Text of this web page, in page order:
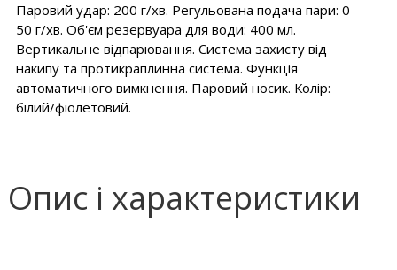
Паровий удар: 200 г/хв. Регульована подача пари: 0–
50 г/хв. Об'єм резервуара для води: 400 мл.
Вертикальне відпарювання. Система захисту від
накипу та протикраплинна система. Функція
автоматичного вимкнення. Паровий носик. Колір:
білий/фіолетовий.
Опис і характеристики